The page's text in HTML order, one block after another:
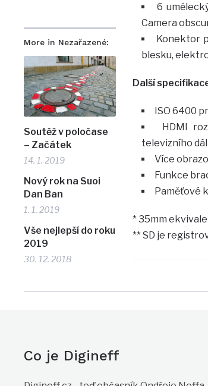
More in Nezařazené:
Soutěž v poločase
– Začátek
14. 1. 2019
Nový rok na Suoi
Dan Ban
1. 1. 2019
Vše nejlepší do roku
2019
30. 12. 2018
6
Camera
Konektor
blesku,
Další
ISO 6400
HDMI
televizního
Více
Funkce
Paměťové
* 35mm
** SD je
Co je Digineff